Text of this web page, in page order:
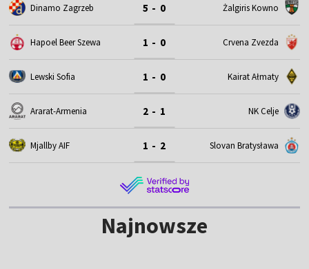
Dinamo Zagrzeb 5 - 0 Żalgiris Kowno
Hapoel Beer Szewa 1 - 0 Crvena Zvezda
Lewski Sofia 1 - 0 Kairat Ałmaty
Ararat-Armenia 2 - 1 NK Celje
Mjallby AIF 1 - 2 Slovan Bratysława
Najnowsze